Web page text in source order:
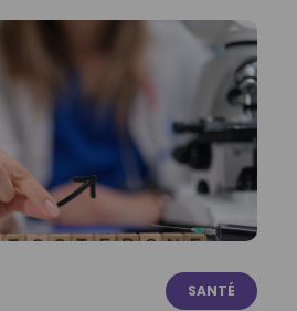
SANTÉ